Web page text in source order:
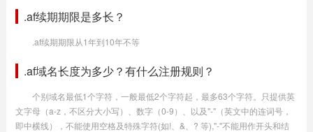
.af续期期限是多长？
.af续期期限从1年到10年不等
.af域名长度为多少？有什么注册规则？
个别域名最低1个字符，一般最低2个字符起，最多63个字符。只提供英
文字母（a-z，不区分大小写）、数字（0-9）、以及"-"（英文中的连词号，
即中横线），不能使用空格及特殊字符(如!、&、? 等),"-"不能用作开头和结